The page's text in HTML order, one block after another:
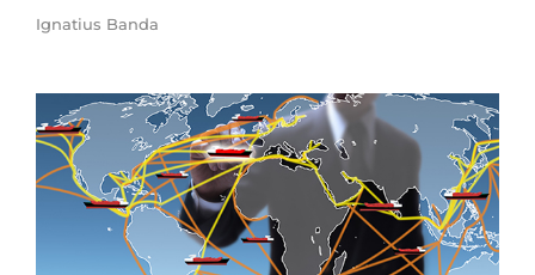
Ignatius Banda